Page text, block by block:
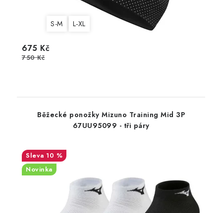
S-M L-XL
675 Kč
750 Kč
Běžecké ponožky Mizuno Training Mid 3P
67UU95099 - tři páry
10 %
Novinka